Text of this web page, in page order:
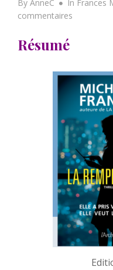
By AnneC In Frances
commentaires
LA
de
Michelle
Frances
Résumé